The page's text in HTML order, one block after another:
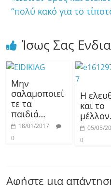
“πολύ κακό για το
Ίσως Σας
Μην
σαλαμοποιεί
τε τα
παιδιά…
18/01/2017
0
Η
και το
05/05/
0
Αφήστε μια